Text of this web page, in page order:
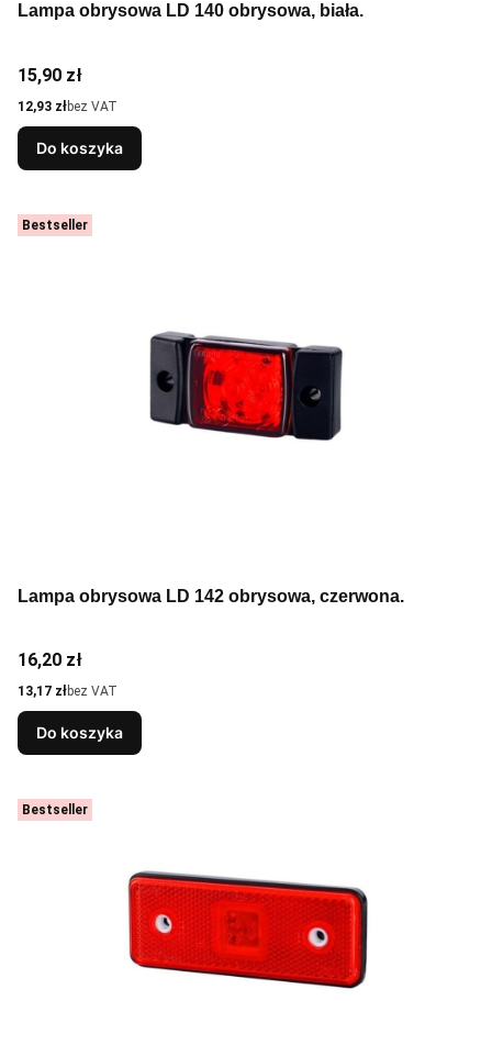
Lampa obrysowa LD 140 obrysowa, biała.
Cena
15,90 zł
Cena
12,93 złbez VAT
Do koszyka
Bestseller
Lampa obrysowa LD 142 obrysowa, czerwona.
Cena
16,20 zł
Cena
13,17 złbez VAT
Do koszyka
Bestseller